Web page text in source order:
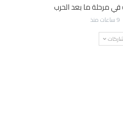
في مرحلة ما بعد الحرب
9 ساعات منذ